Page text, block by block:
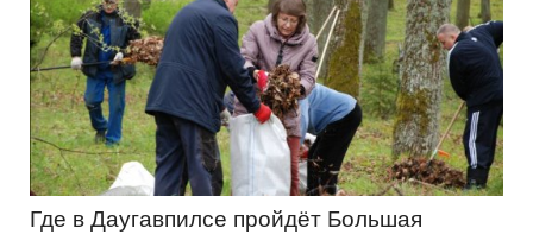
Где в Даугавпилсе пройдёт Большая